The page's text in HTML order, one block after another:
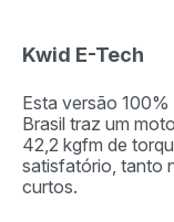
Kwid E-Tech
Esta versão
Brasil traz um
42,2 kgfm de
satisfatório, tanto
curtos.